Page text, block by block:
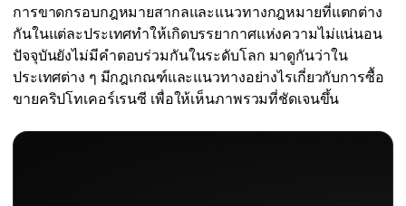
การขาดกรอบกฎหมายสากลและแนวทางกฎหมายที่แตกต่าง
กันในแต่ละประเทศทำให้เกิดบรรยากาศแห่งความไม่แน่นอน
ปัจจุบันยังไม่มีคำตอบร่วมกันในระดับโลก มาดูกันว่าใน
ประเทศต่าง ๆ มีกฎเกณฑ์และแนวทางอย่างไรเกี่ยวกับการซื้อ
ขายคริปโทเคอร์เรนซี เพื่อให้เห็นภาพรวมที่ชัดเจนขึ้น